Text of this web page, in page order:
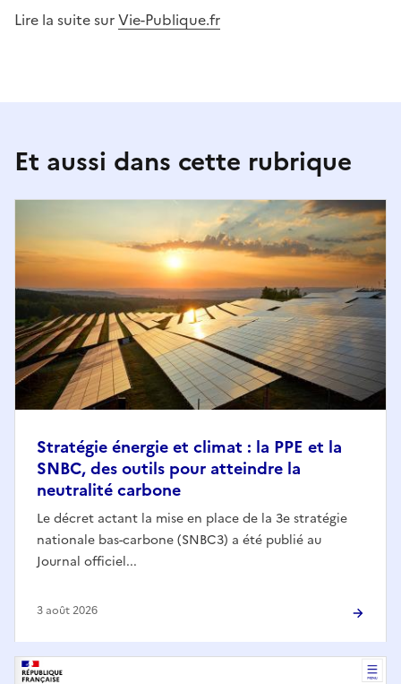
Lire la suite surVie-Publique.fr
Et aussi dans cette rubrique
Stratégie énergie et climat : la PPE et la
SNBC, des outils pour atteindre la
neutralité carbone
Le décret actant la mise en place de la 3e stratégie
nationale bas-carbone (SNBC3) a été publié au
Journal officiel...
3 août 2026